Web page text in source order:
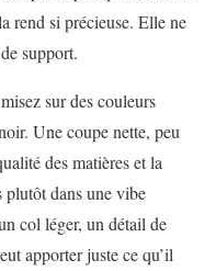
rend si précieuse. Elle ne
support.
sur des couleurs
Une coupe nette, peu
des matières et la
plutôt dans une vibe
col léger, un détail de
apporter juste ce qu’il